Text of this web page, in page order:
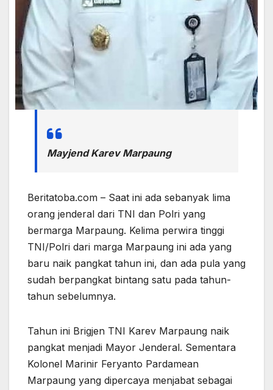
Mayjend Karev Marpaung
Beritatoba.com – Saat ini ada sebanyak lima
orang jenderal dari TNI dan Polri yang
bermarga Marpaung. Kelima perwira tinggi
TNI/Polri dari marga Marpaung ini ada yang
baru naik pangkat tahun ini, dan ada pula yang
sudah berpangkat bintang satu pada tahun-
tahun sebelumnya.
Tahun ini Brigjen TNI Karev Marpaung naik
pangkat menjadi Mayor Jenderal. Sementara
Kolonel Marinir Feryanto Pardamean
Marpaung yang dipercaya menjabat sebagai